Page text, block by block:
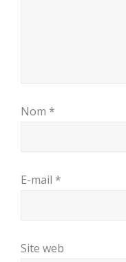
Nom *
E-mail *
Site web